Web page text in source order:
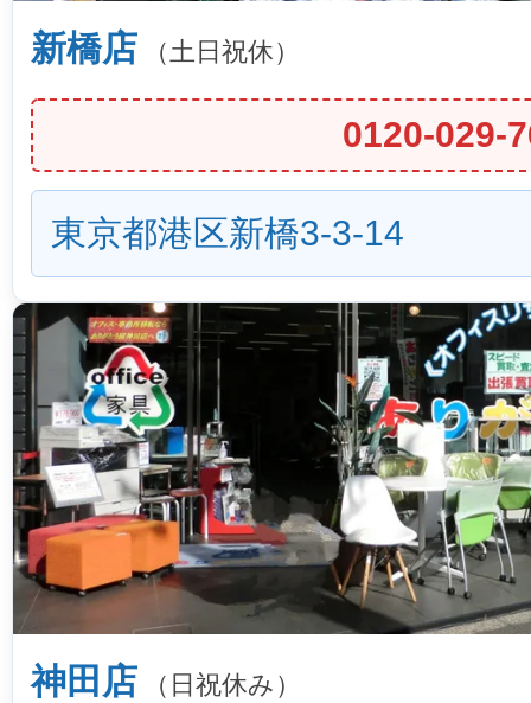
新橋店 （土日祝休）
0120-029-
東京都港区新橋3-3-14
神田店 （日祝休み）